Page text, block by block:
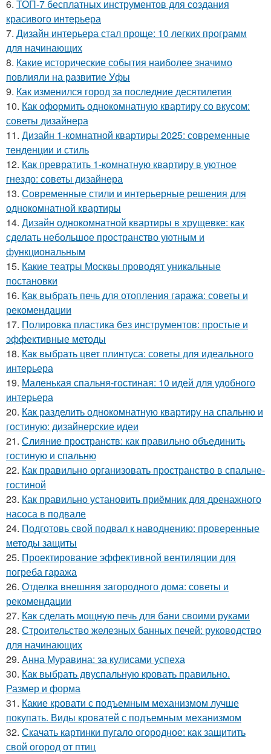
6. ТОП-7 бесплатных инструментов для создания
красивого интерьера
7. Дизайн интерьера стал проще: 10 легких программ
для начинающих
8. Какие исторические события наиболее значимо
повлияли на развитие Уфы
9. Как изменился город за последние десятилетия
10. Как оформить однокомнатную квартиру со вкусом:
советы дизайнера
11. Дизайн 1-комнатной квартиры 2025: современные
тенденции и стиль
12. Как превратить 1-комнатную квартиру в уютное
гнездо: советы дизайнера
13. Современные стили и интерьерные решения для
однокомнатной квартиры
14. Дизайн однокомнатной квартиры в хрущевке: как
сделать небольшое пространство уютным и
функциональным
15. Какие театры Москвы проводят уникальные
постановки
16. Как выбрать печь для отопления гаража: советы и
рекомендации
17. Полировка пластика без инструментов: простые и
эффективные методы
18. Как выбрать цвет плинтуса: советы для идеального
интерьера
19. Маленькая спальня-гостиная: 10 идей для удобного
интерьера
20. Как разделить однокомнатную квартиру на спальню и
гостиную: дизайнерские идеи
21. Слияние пространств: как правильно объединить
гостиную и спальню
22. Как правильно организовать пространство в спальне-
гостиной
23. Как правильно установить приёмник для дренажного
насоса в подвале
24. Подготовь свой подвал к наводнению: проверенные
методы защиты
25. Проектирование эффективной вентиляции для
погреба гаража
26. Отделка внешняя загородного дома: советы и
рекомендации
27. Как сделать мощную печь для бани своими руками
28. Строительство железных банных печей: руководство
для начинающих
29. Анна Муравина: за кулисами успеха
30. Как выбрать двуспальную кровать правильно.
Размер и форма
31. Какие кровати с подъемным механизмом лучше
покупать. Виды кроватей с подъемным механизмом
32. Скачать картинки пугало огородное: как защитить
свой огород от птиц